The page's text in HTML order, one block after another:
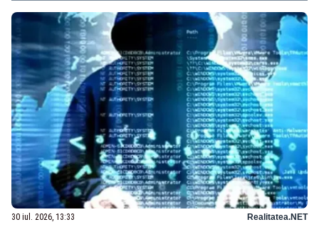
30 iul. 2026, 13:33 Realitatea.NET